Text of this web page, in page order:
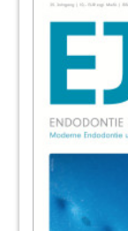
zur 30.
Redaktion
6.
Redaktion
45
DGET
Praxis-
modernen